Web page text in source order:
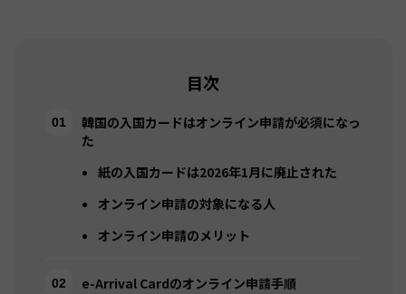
目次
韓国の入国カードはオンライン申請が必須になっ
た
紙の入国カードは2026年1月に廃止された
オンライン申請の対象になる人
オンライン申請のメリット
e-Arrival Cardのオンライン申請手順